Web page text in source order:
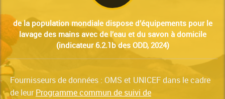
de la population mondiale dispose d’équipements pour le
lavage des mains avec de l’eau et du savon à domicile
(indicateur 6.2.1b des ODD, 2024)
Fournisseurs de données : OMS et UNICEF dans le cadre
de leurProgramme commun de suivi de